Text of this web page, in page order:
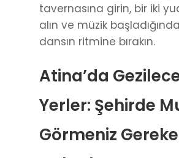
tavernasına girin, bir iki
alın ve müzik
dansın ritmine bırakın.
Atina’da
Yerler: Şehirde
Görmeniz